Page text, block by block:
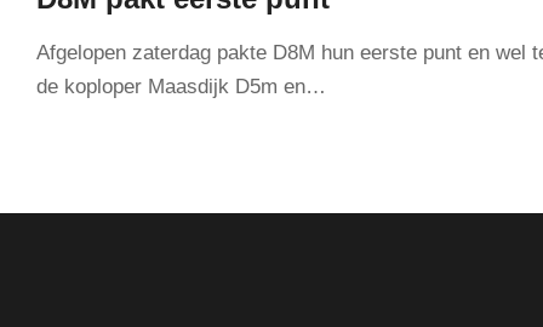
Afgelopen zaterdag pakte D8M hun eerste punt en wel
de koploper Maasdijk D5m en…